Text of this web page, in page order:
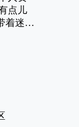
点儿
着迷…